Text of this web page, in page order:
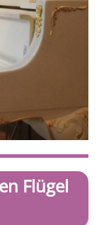
Flügel